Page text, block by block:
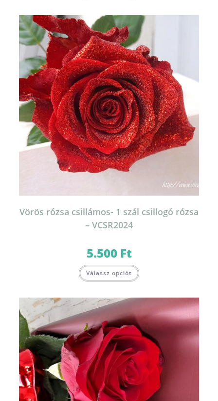
Vörös rózsa csillámos- 1 szál csillogó rózsa
– VCSR2024
5.500 Ft
Válassz opciót